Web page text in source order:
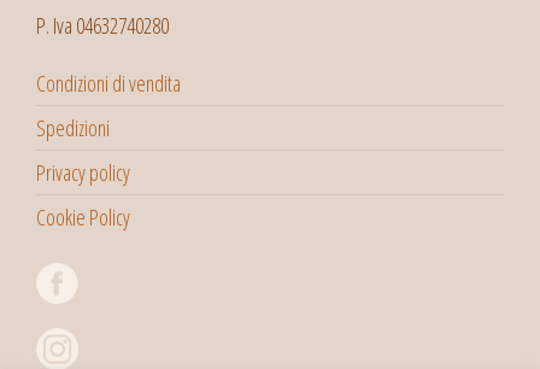
P. Iva 04632740280
Condizioni di vendita
Spedizioni
Privacy policy
Cookie Policy